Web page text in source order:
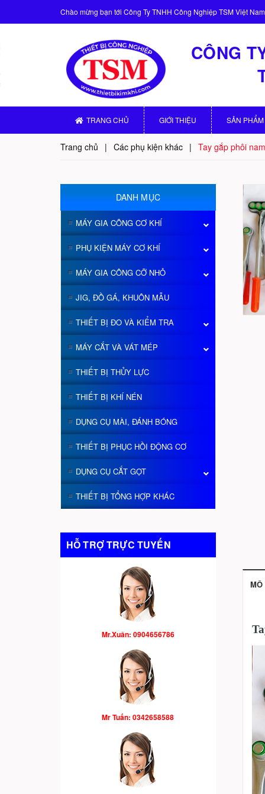
Chào mừng bạn tới Công Ty TNHH Công Nghiệp TSM Việt Nam
CÔNG
TRANG CHỦ GIỚI THIỆU SẢN PHẨM
Trang chủ | Các phụ kiện khác | Tay gắp phôi
DANH MỤC
MÁY GIA CÔNG CƠ KHÍ
PHỤ KIỆN MÁY CƠ KHÍ
MÁY GIA CÔNG CỠ NHỎ
JIG, ĐỒ GÁ, KHUÔN MẪU
THIẾT BỊ ĐO VÀ KIỂM TRA
MÁY CẮT VÀ VÁT MÉP
THIẾT BỊ THỦY LỰC
THIẾT BỊ KHÍ NÉN
DỤNG CỤ MÀI, ĐÁNH BÓNG
THIẾT BỊ PHỤC HỒI ĐỘNG CƠ
DỤNG CỤ CẮT GỌT
THIẾT BỊ TỔNG HỢP KHÁC
HỖ TRỢ TRỰC TUYẾN
Mr.Xuân: 0904656786
Mr Tuấn: 0342658588
MÔ